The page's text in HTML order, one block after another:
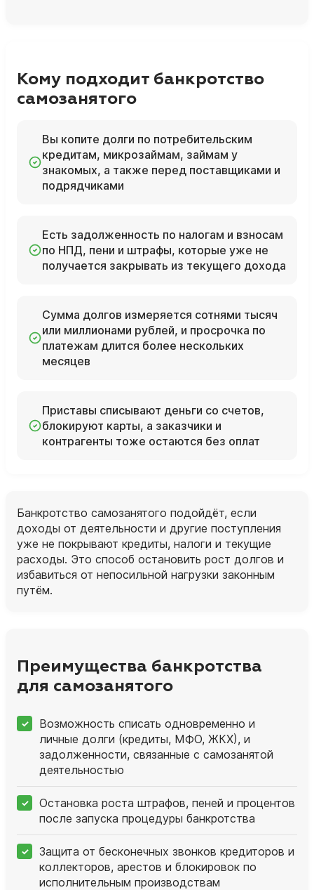
Кому подходит банкротство
самозанятого
Вы копите долги по потребительским
кредитам, микрозаймам, займам у
знакомых, а также перед поставщиками и
подрядчиками
Есть задолженность по налогам и взносам
по НПД, пени и штрафы, которые уже не
получается закрывать из текущего дохода
Сумма долгов измеряется сотнями тысяч
или миллионами рублей, и просрочка по
платежам длится более нескольких
месяцев
Приставы списывают деньги со счетов,
блокируют карты, а заказчики и
контрагенты тоже остаются без оплат
Банкротство самозанятого подойдёт, если
доходы от деятельности и другие поступления
уже не покрывают кредиты, налоги и текущие
расходы. Это способ остановить рост долгов и
избавиться от непосильной нагрузки законным
путём.
Преимущества банкротства
для самозанятого
Возможность списать одновременно и
личные долги (кредиты, МФО, ЖКХ), и
задолженности, связанные с самозанятой
деятельностью
Остановка роста штрафов, пеней и процентов
после запуска процедуры банкротства
Защита от бесконечных звонков кредиторов и
коллекторов, арестов и блокировок по
исполнительным производствам